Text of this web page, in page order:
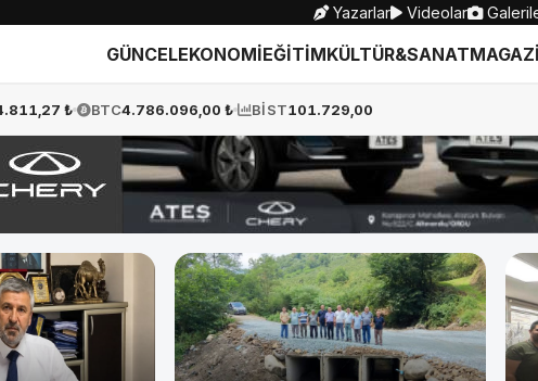
Yazarlar Videolar
GÜNCELEKONOMİEĞİTİMKÜLTÜR&SANAT
₺ BTC4.786.096,00 ₺ BİST101.729,00